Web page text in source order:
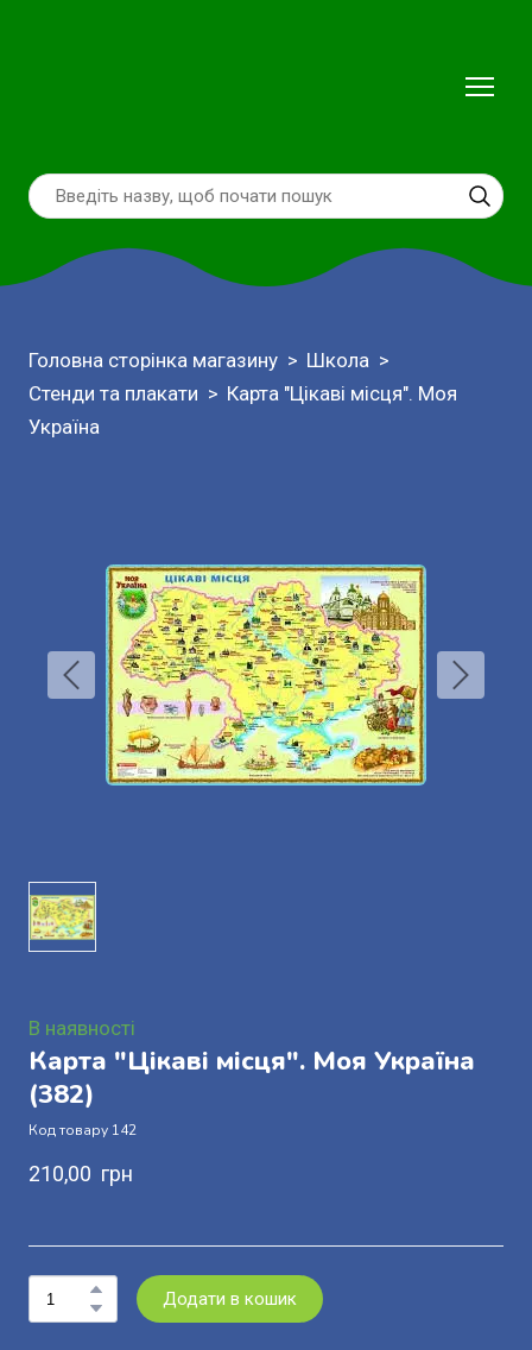
Головна сторінка магазину
Школа
Стенди та плакати
Карта "Цікаві місця". Моя
Україна
В наявності
Карта "Цікаві місця". Моя Україна
(382)
Код товару 142
210,00  грн
Додати в кошик